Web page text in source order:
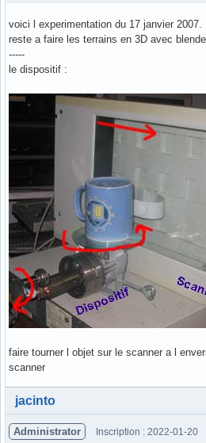
voici l experimentation du 17 janvier 2007.
reste a faire les terrains en 3D avec
-----
le dispositif :
faire tourner l objet sur le scanner a l
scanner
Hors ligne
jacinto
Administrator Inscription : 2022-01-20